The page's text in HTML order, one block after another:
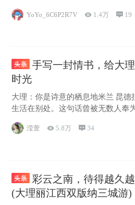
YoYo_6C6P2R7V  1.4万  19
手写一封情书，给大
时光
大理：你是诗意的栖息地米兰 昆德
生活在别处。这句话曾被无数人奉
条，并
滢萱 5.8万 34
彩云之南，待得越久
(大理丽江西双版纳三城游)